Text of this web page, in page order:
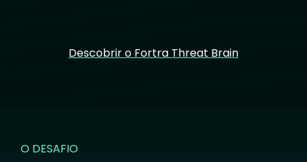
Descobrir o Fortra Threat Brain
O DESAFIO